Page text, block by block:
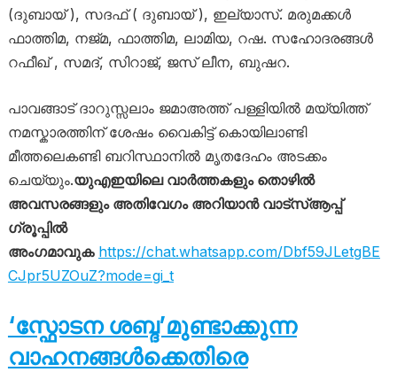
(ദുബായ് ), സദഫ് ( ദുബായ് ), ഇല്യാസ്. മരുമക്കൾ
ഫാത്തിമ, നജ്മ, ഫാത്തിമ, ലാമിയ, റഷ. സഹോദരങ്ങൾ
റഫീഖ് , സമദ്, സിറാജ്, ജസ് ലീന, ബുഷറ.
പാവങ്ങാട് ദാറുസ്സലാം ജമാഅത്ത് പള്ളിയിൽ മയ്യിത്ത്
നമസ്കാരത്തിന് ശേഷം വൈകിട്ട് കൊയിലാണ്ടി
മീത്തലെകണ്ടി ബറിസ്ഥാനിൽ മൃതദേഹം അടക്കം
ചെയ്യും.യുഎഇയിലെ വാർത്തകളും തൊഴിൽ
അവസരങ്ങളും അതിവേഗം അറിയാൻ വാട്സ്ആപ്പ്
ഗ്രൂപ്പിൽ
അംഗമാവുക https://chat.whatsapp.com/Dbf59JLetgBE
CJpr5UZOuZ?mode=gi_t
‘സ്ഫോടന ശബ്ദ’മുണ്ടാക്കുന്ന
വാഹനങ്ങൾക്കെതിരെ